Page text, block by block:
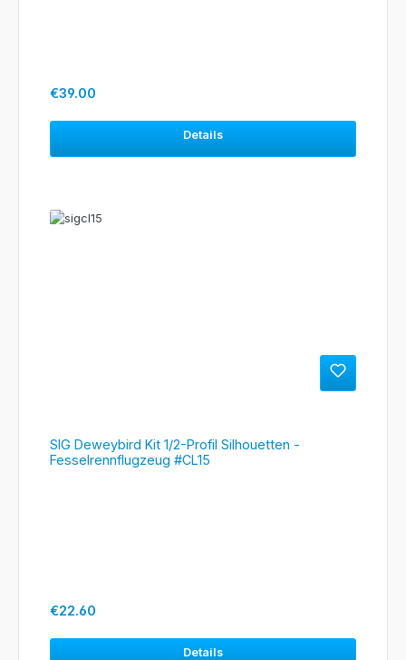
Regular price:
€39.00
Details
SIG Deweybird Kit 1/2-Profil Silhouetten -
Fesselrennflugzeug #CL15
Regular price:
€22.60
Details